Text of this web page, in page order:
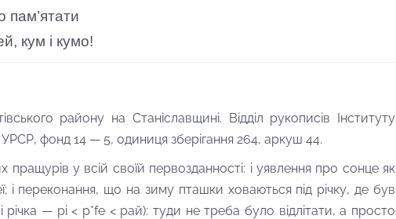
пам’ятати
кум і кумо!
району на Станіславщині. Відділ рукописів Інституту
фонд 14 — 5, одиниця зберігання 264, аркуш 44.
пращурів у всій своїй первозданності: і уявлення про сонце як
переконання, що на зиму пташки ховаються під річку, де був
— pi < p*fe < рай): туди не треба було відлітати, а просто